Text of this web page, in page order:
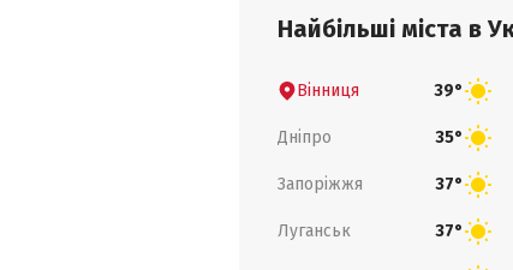
Найбільші міста в
Вінниця 39°
Дніпро 35°
Запоріжжя 37°
Луганськ 37°